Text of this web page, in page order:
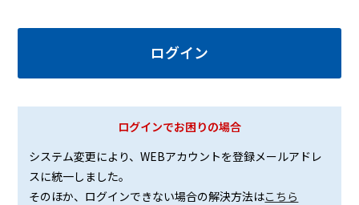
ログインでお困りの場合
システム変更により、WEBアカウントを登録メールアドレ
スに統一しました。
そのほか、ログインできない場合の解決方法はこちら